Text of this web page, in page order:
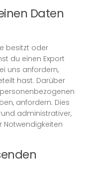
Daten
besitzt oder
du einen Export
uns anfordern,
hast. Darüber
anfordern. Dies
administrativer,
Notwendigkeiten